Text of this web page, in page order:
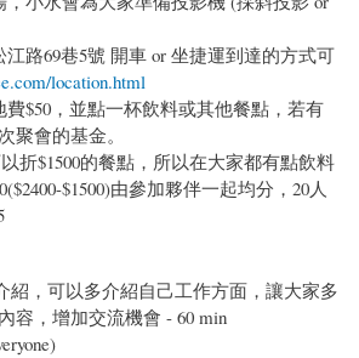
路69巷5號 開車 or 坐捷運到達的方式可
location.html
$50，並點一杯飲料或其他餐點，若有
聚會的基金。
折$1500的餐點，所以在大家都有點飲料
$1500)由參加夥伴一起均分，20人
紹，可以多介紹自己工作方面，讓大家多
容，增加交流機會 - 60 min